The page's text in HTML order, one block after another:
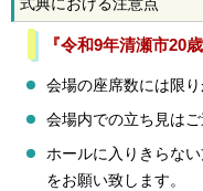
式典における注意点
『令和9年清瀬市20
会場の座席数には限り
会場内での立ち見は
ホールに入りきらな
をお願い致します。